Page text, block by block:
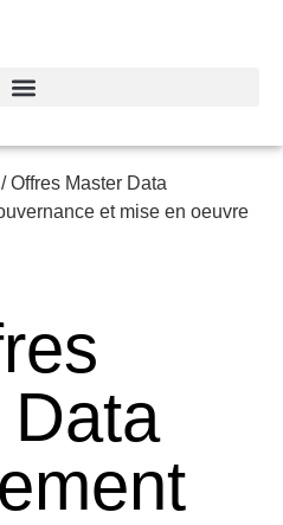
Offres Master Data
et mise en oeuvre